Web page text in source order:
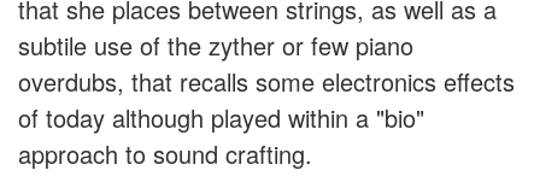
that she places between strings, as well as a
subtile use of the zyther or few piano
overdubs, that recalls some electronics effects
of today although played within a "bio"
approach to sound crafting.